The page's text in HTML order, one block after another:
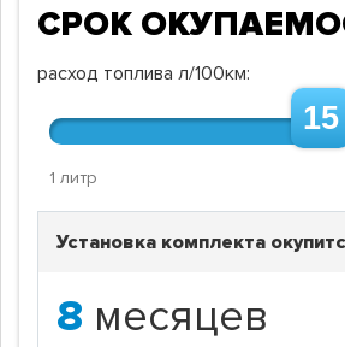
СРОК
расход топлива л/100км:
15
1 литр
Установка комплекта
8 месяцев